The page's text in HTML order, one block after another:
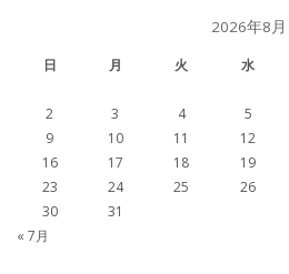
2026年8月
日 月 火 水
2
3 4 5
9
10 11 12
16
17 18 19
23
24 25 26
30
31
« 7月